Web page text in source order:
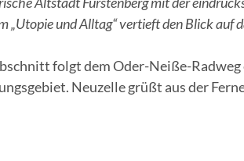
und Alltag“ vertieft den Blick auf
folgt dem Oder-Neiße-Radweg
Neuzelle grüßt aus der